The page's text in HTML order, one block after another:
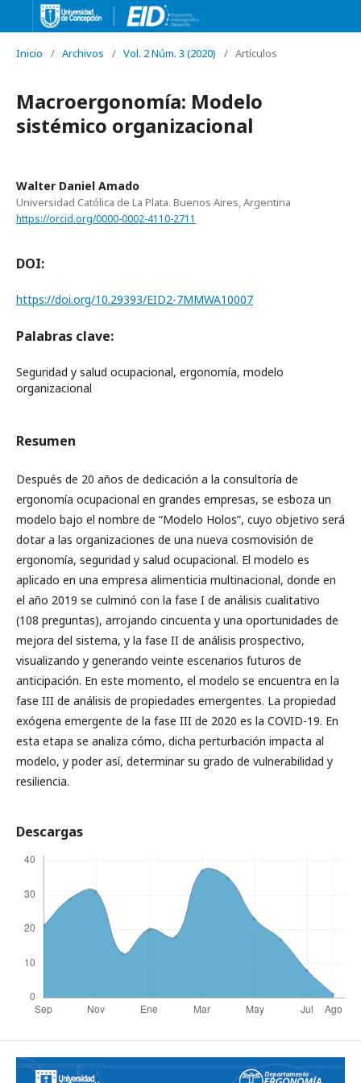
Inicio / Archivos / Vol. 2 Núm. 3 (2020) / Artículos
Macroergonomía: Modelo
sistémico organizacional
Walter Daniel Amado
Universidad Católica de La Plata. Buenos Aires, Argentina
https://orcid.org/0000-0002-4110-2711
DOI:
https://doi.org/10.29393/EID2-7MMWA10007
Palabras clave:
Seguridad y salud ocupacional, ergonomía, modelo
organizacional
Resumen
Después de 20 años de dedicación a la consultoría de
ergonomía ocupacional en grandes empresas, se esboza un
modelo bajo el nombre de “Modelo Holos”, cuyo objetivo será
dotar a las organizaciones de una nueva cosmovisión de
ergonomía, seguridad y salud ocupacional. El modelo es
aplicado en una empresa alimenticia multinacional, donde en
el año 2019 se culminó con la fase I de análisis cualitativo
(108 preguntas), arrojando cincuenta y una oportunidades de
mejora del sistema, y la fase II de análisis prospectivo,
visualizando y generando veinte escenarios futuros de
anticipación. En este momento, el modelo se encuentra en la
fase III de análisis de propiedades emergentes. La propiedad
exógena emergente de la fase III de 2020 es la COVID-19. En
esta etapa se analiza cómo, dicha perturbación impacta al
modelo, y poder así, determinar su grado de vulnerabilidad y
resiliencia.
Descargas